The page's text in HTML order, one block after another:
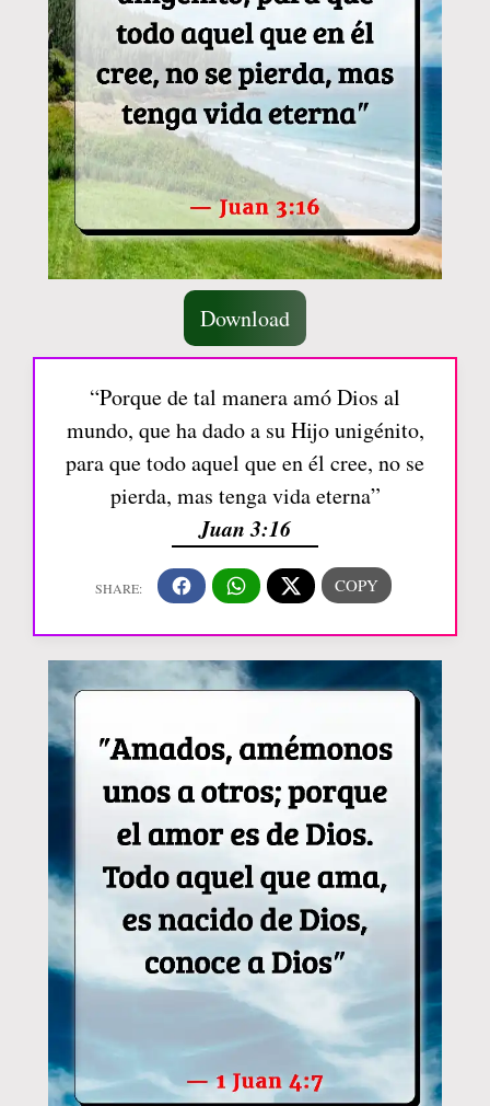
Download
“Porque de tal manera amó Dios al
mundo, que ha dado a su Hijo unigénito,
para que todo aquel que en él cree, no se
pierda, mas tenga vida eterna”
Juan 3:16